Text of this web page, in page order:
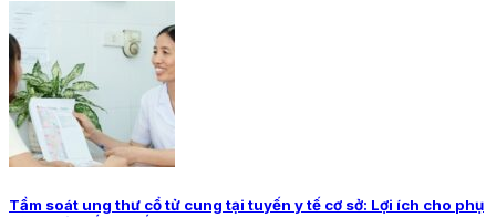
Tầm soát ung thư cổ tử cung tại tuyến y tế cơ sở: Lợi ích cho phụ